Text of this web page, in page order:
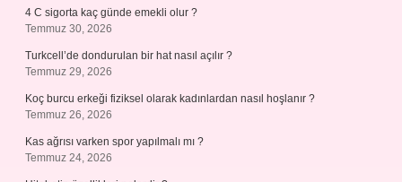
4 C sigorta kaç günde emekli olur ?
Temmuz 30, 2026
Turkcell’de dondurulan bir hat nasıl açılır ?
Temmuz 29, 2026
Koç burcu erkeği fiziksel olarak kadınlardan nasıl hoşlanır ?
Temmuz 26, 2026
Kas ağrısı varken spor yapılmalı mı ?
Temmuz 24, 2026